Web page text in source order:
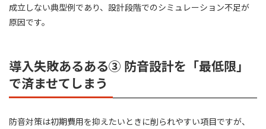
成立しない典型例であり、設計段階でのシミュレーション不足が
原因です。
導入失敗あるある③ 防音設計を「最低限」
で済ませてしまう
防音対策は初期費用を抑えたいときに削られやすい項目ですが、